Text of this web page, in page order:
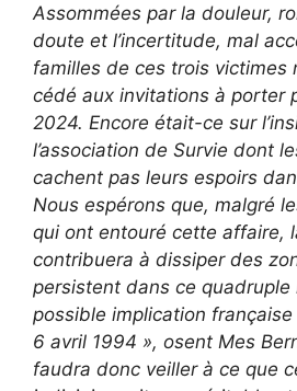
Assommées par la douleur,
doute et l’incertitude, mal
familles de ces trois victimes
cédé aux invitations à porter
2024. Encore était-ce sur
l’association de Survie dont
cachent pas leurs espoirs
Nous espérons que, malgré
qui ont entouré cette affaire,
contribuera à dissiper des
persistent dans ce quadruple
possible implication
6 avril 1994 », osent Mes
faudra donc veiller à ce que